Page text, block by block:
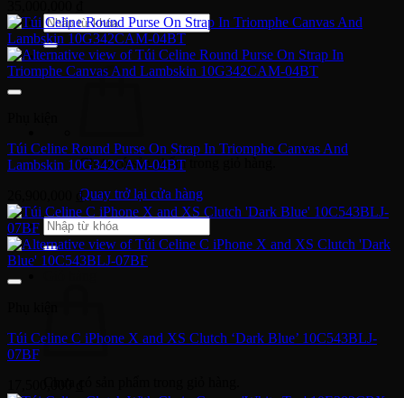
Tìm
kiếm:
Chưa có sản phẩm trong giỏ hàng.
Quay trở lại cửa hàng
Tìm
kiếm:
Túi Celine Round Purse On Strap In Triomphe Canvas And
Lambskin 10G342CAM-04BT
₫
Túi Celine C iPhone X and XS Clutch ‘Dark Blue’ 10C543BLJ-
07BF